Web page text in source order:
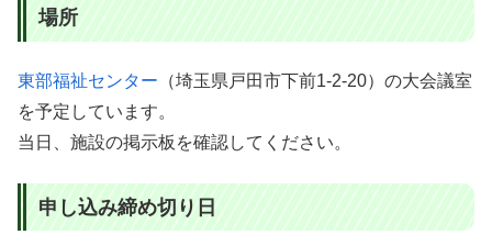
場所
東部福祉センター （埼玉県戸田市下前1-2-20）の大会議室
を予定しています。
当日、施設の掲示板を確認してください。
申し込み締め切り日